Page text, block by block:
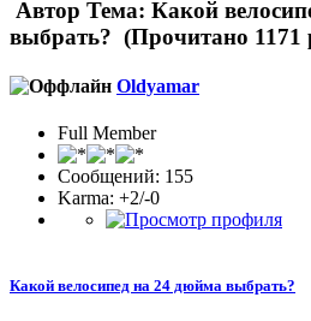
Автор Тема: Какой
выбрать? (Прочитано 1171
Oldyamar
Full Member
Сообщений: 155
Karma: +2/-0
Какой велосипед на 24 дюйма выбрать?